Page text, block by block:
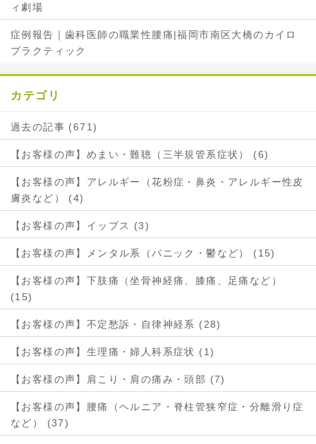
ィ劇場
症例報告｜歯科医師の職業性腰痛|福岡市南区大橋のカイロ
プラクティック
カテゴリ
過去の記事 (671)
【お客様の声】めまい・難聴（三半規管系症状） (6)
【お客様の声】アレルギー（花粉症・鼻炎・アレルギー性皮
膚炎など） (4)
【お客様の声】イップス (3)
【お客様の声】メンタル系（パニック・鬱など） (15)
【お客様の声】下肢痛（坐骨神経痛、膝痛、足痛など）
(15)
【お客様の声】不定愁訴・自律神経系 (28)
【お客様の声】生理痛・婦人科系症状 (1)
【お客様の声】肩こり・肩の痛み・頭部 (7)
【お客様の声】腰痛（ヘルニア・脊柱管狭窄症・分離滑り症
など） (37)